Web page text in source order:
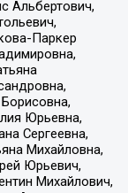
Альбертович,
Паркер
Юрьевна,
Сергеевна,
Михайловна,
Юрьевич,
Михайлович,